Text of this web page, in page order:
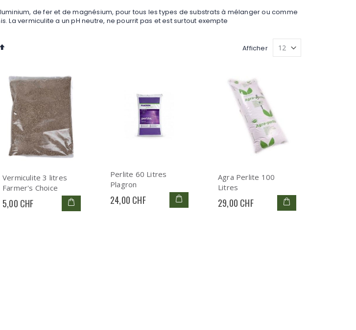
de fer et de magnésium, pour tous les types de substrats à mélanger ou comme
La vermiculite a un pH neutre, ne pourrit pas et est surtout exempte
Par
Afficher
Vermiculite 3 litres
Farmer's Choice
5,00 CHF
Perlite 60 Litres
Plagron
24,00 CHF
Agra Perlite 100
Litres
29,00 CHF